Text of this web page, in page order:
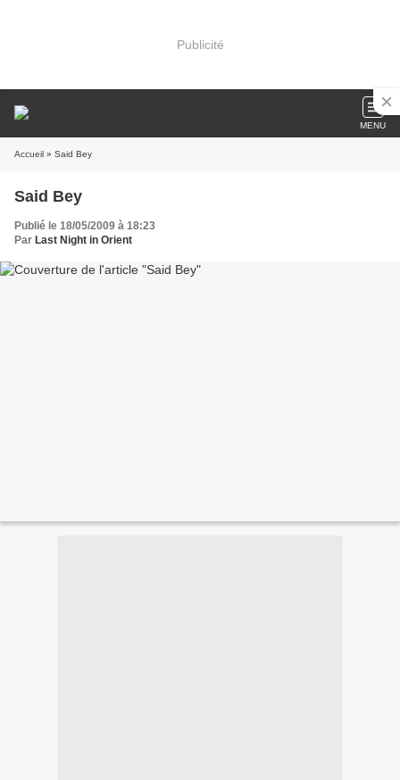
Publicité
MENU
Accueil » Said Bey
Said Bey
Publié le 18/05/2009 à 18:23
Par Last Night in Orient